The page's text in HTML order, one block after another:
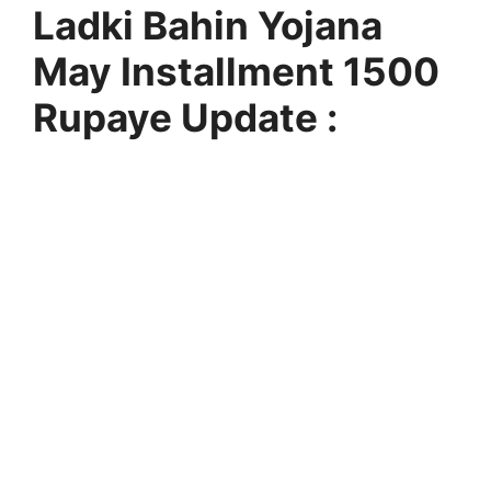
Ladki Bahin Yojana
May Installment 1500
Rupaye Update :